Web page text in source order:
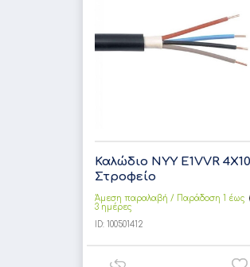
Καλώδιο NYY E1VVR 4X10
Στροφείο
Άμεση παραλαβή / Παράδoση 1 έως
3 ημέρες
ID: 100501412